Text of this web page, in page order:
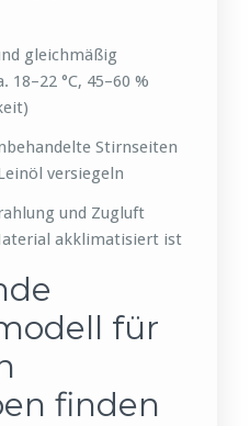
gleichmäßig
°C, 45–60 %
Stirnseiten
versiegeln
und Zugluft
akklimatisiert ist
für
finden